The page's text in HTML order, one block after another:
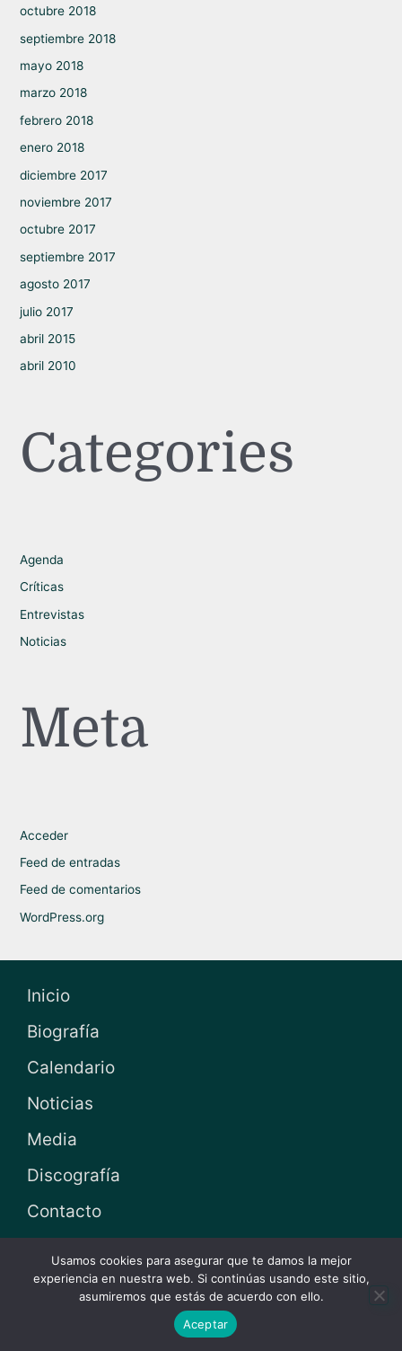
octubre 2018
septiembre 2018
mayo 2018
marzo 2018
febrero 2018
enero 2018
diciembre 2017
noviembre 2017
octubre 2017
septiembre 2017
agosto 2017
julio 2017
abril 2015
abril 2010
Categories
Agenda
Críticas
Entrevistas
Noticias
Meta
Acceder
Feed de entradas
Feed de comentarios
WordPress.org
Inicio
Biografía
Calendario
Noticias
Media
Discografía
Contacto
Fortissimo Media
Usamos cookies para asegurar que te damos la mejor
experiencia en nuestra web. Si continúas usando este sitio,
asumiremos que estás de acuerdo con ello.
Aceptar